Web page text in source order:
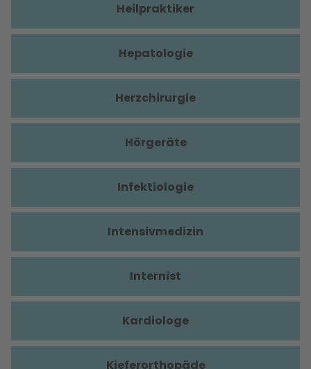
Heilpraktiker
Hepatologie
Herzchirurgie
Hörgeräte
Infektiologie
Intensivmedizin
Internist
Kardiologe
Kieferorthopäde